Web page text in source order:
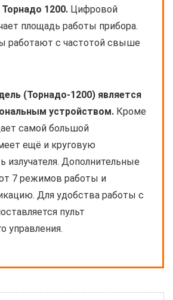
1200. Цифровой
площадь работы прибора.
работают с частотой свыше
(Торнадо-1200) является
устройством. Кроме
самой большой
ещё и круговую
излучателя. Дополнительные
7 режимов работы и
Для удобства работы с
пульт
управления.